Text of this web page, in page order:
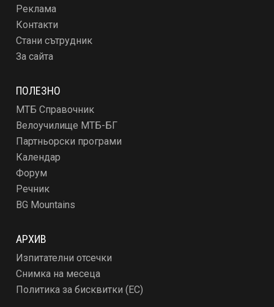
Реклама
Контакти
Стани сътрудник
За сайта
ПОЛЕЗНО
МТБ Справочник
Велоучилище МТБ-БГ
Партньорски програми
Календар
Форум
Речник
BG Mountains
АРХИВ
Изпитателни отсечки
Снимка на месеца
Политика за бисквитки (ЕС)